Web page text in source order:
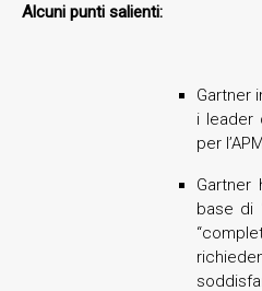
Alcuni punti salienti:
Gartner
i leader
per
Gartner
base di